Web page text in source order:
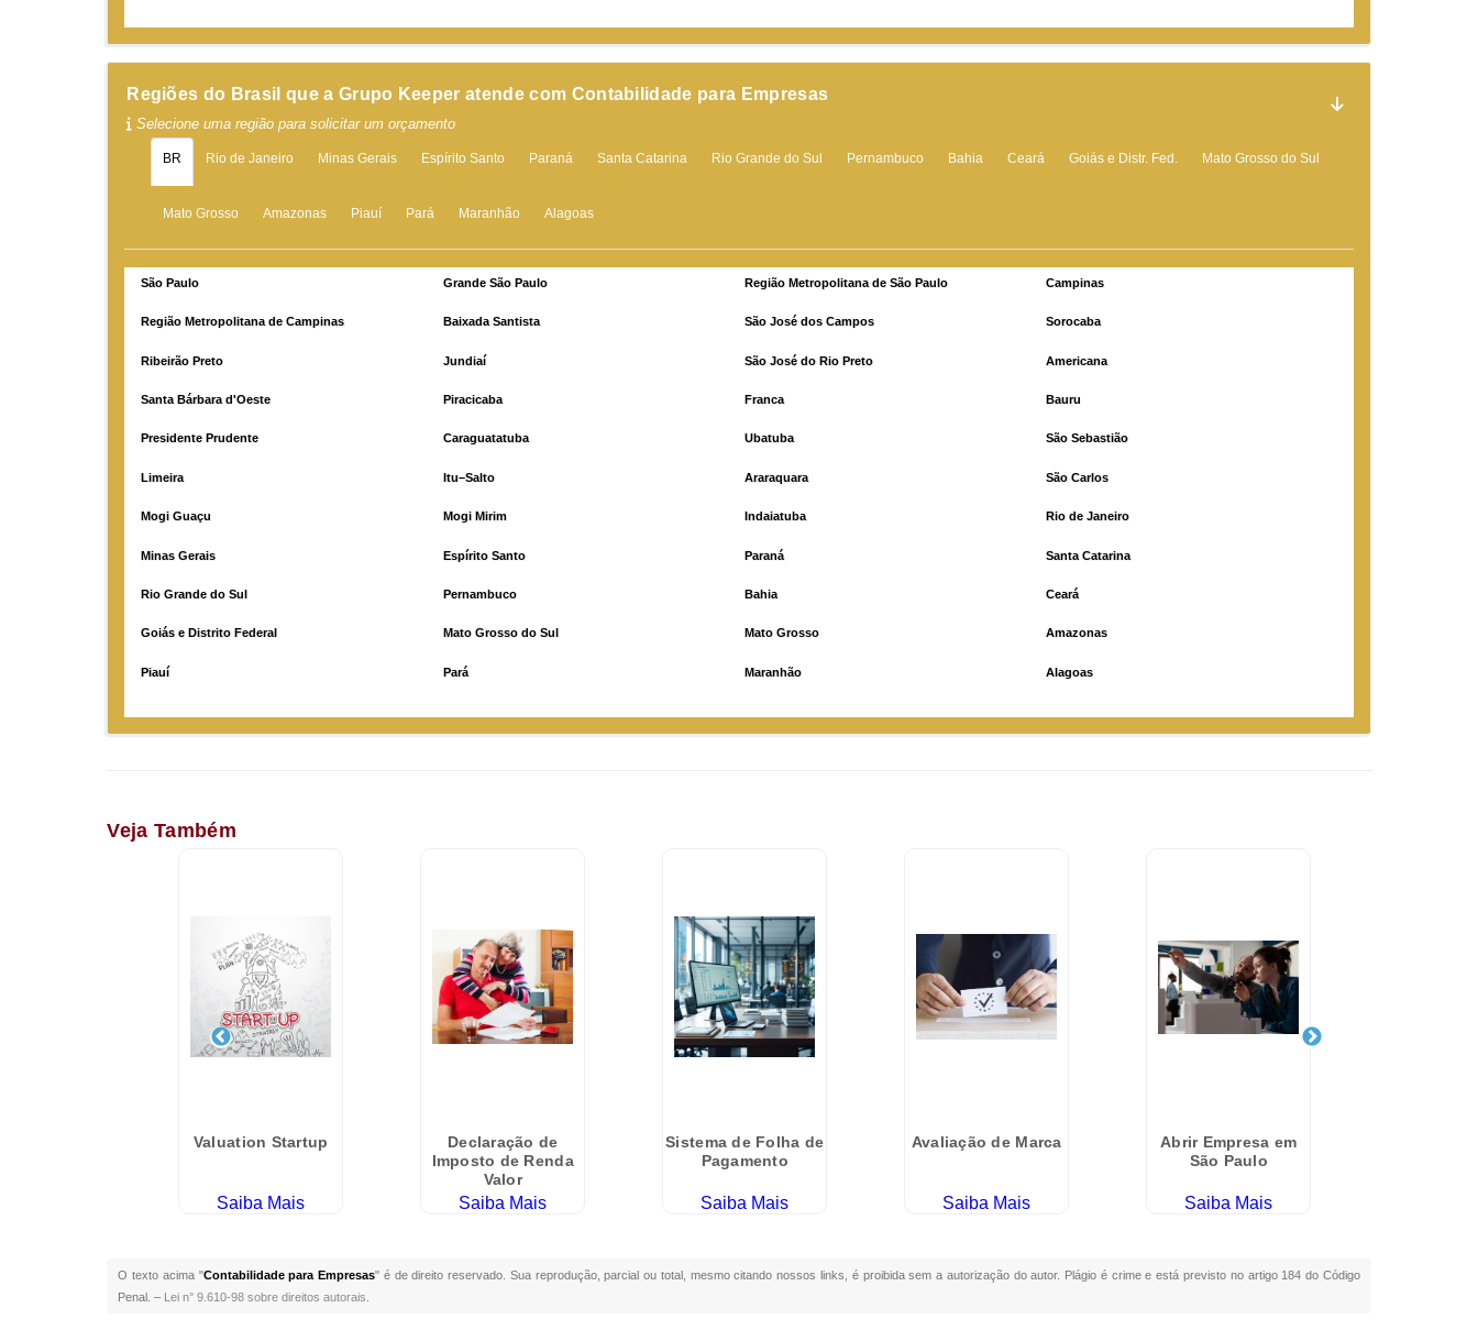
Regiões do Brasil que a Grupo Keeper atende com Contabilidade para Empresas
Selecione uma região para solicitar um orçamento
BR Rio de Janeiro Minas Gerais Espírito Santo Paraná Santa Catarina Rio Grande do Sul Pernambuco Bahia Ceará Goiás e Distr. Fed. Mato Grosso do Sul
Mato Grosso Amazonas Piauí Pará Maranhão Alagoas
São Paulo Grande São Paulo Região Metropolitana de São Paulo Campinas
Região Metropolitana de Campinas Baixada Santista São José dos Campos Sorocaba
Ribeirão Preto Jundiaí São José do Rio Preto Americana
Santa Bárbara d'Oeste Piracicaba Franca Bauru
Presidente Prudente Caraguatatuba Ubatuba São Sebastião
Limeira Itu–Salto Araraquara São Carlos
Mogi Guaçu Mogi Mirim Indaiatuba Rio de Janeiro
Minas Gerais Espírito Santo Paraná Santa Catarina
Rio Grande do Sul Pernambuco Bahia Ceará
Goiás e Distrito Federal Mato Grosso do Sul Mato Grosso Amazonas
Piauí Pará Maranhão Alagoas
Veja Também
Valuation Startup
Saiba Mais
Declaração de
Imposto de Renda
Valor
Saiba Mais
Sistema de Folha de
Pagamento
Saiba Mais
Avaliação de Marca
Saiba Mais
Abrir Empresa em
São Paulo
Saiba Mais
O texto acima "Contabilidade para Empresas" é de direito reservado. Sua reprodução, parcial ou total, mesmo citando nossos links, é proibida sem a autorização do autor. Plágio é crime e está previsto no artigo 184 do Código
Penal. – Lei n° 9.610-98 sobre direitos autorais